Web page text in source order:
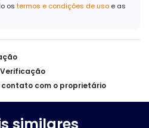
os termos e condições de uso e as
Verificação
contato com o proprietário
similares